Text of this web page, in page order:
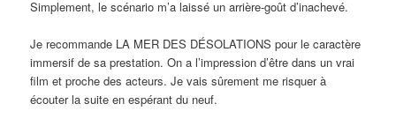
Simplement, le scénario m’a laissé un arrière-goût d’inachevé.
Je recommande LA MER DES DÉSOLATIONS pour le caractère
immersif de sa prestation. On a l’impression d’être dans un vrai
film et proche des acteurs. Je vais sûrement me risquer à
écouter la suite en espérant du neuf.